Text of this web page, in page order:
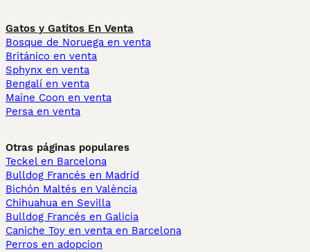
Gatos y Gatitos En Venta
Bosque de Noruega en venta
Británico en venta
Sphynx en venta
Bengalí en venta
Maine Coon en venta
Persa en venta
Otras páginas populares
Teckel en Barcelona
Bulldog Francés en Madrid
Bichón Maltés en València
Chihuahua en Sevilla
Bulldog Francés en Galicia
Caniche Toy en venta en Barcelona
Perros en adopcion